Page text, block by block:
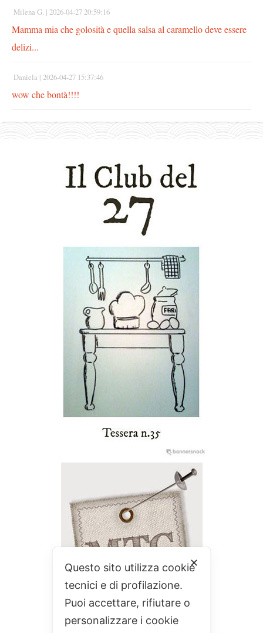
Milena G. | 2026-04-27 20:59:16
Mamma mia che golosità e quella salsa al caramello deve essere
delizi...
Daniela | 2026-04-27 15:37:46
wow che bontà!!!!
✕
Questo sito utilizza cookie
tecnici e di profilazione.
Puoi accettare, rifiutare o
personalizzare i cookie